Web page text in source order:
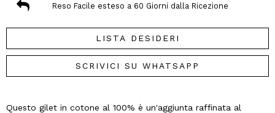
Reso Facile esteso a 60 Giorni dalla Ricezione
LISTA DESIDERI
SCRIVICI SU WHATSAPP
Questo gilet in cotone al 100% è un'aggiunta raffinata al